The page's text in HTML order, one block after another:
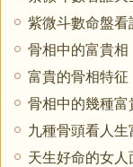
紫微斗數命盤
骨相中的富貴相
富貴的骨相特征
骨相中的幾種富
九種骨頭看人生
天生好命的女